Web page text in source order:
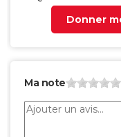
Donner
Ma note